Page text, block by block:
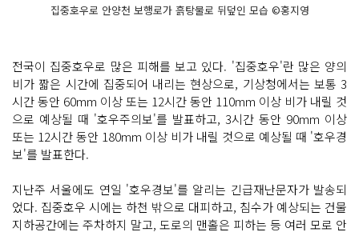
집중호우로 안양천 보행로가 흙탕물로 뒤덮인 모습 ©홍지영
전국이 집중호우로 많은 피해를 보고 있다. '집중호우'란 많은 양의
비가 짧은 시간에 집중되어 내리는 현상으로, 기상청에서는 보통 3
시간 동안 60mm 이상 또는 12시간 동안 110mm 이상 비가 내릴 것
으로 예상될 때 '호우주의보'를 발표하고, 3시간 동안 90mm 이상
또는 12시간 동안 180mm 이상 비가 내릴 것으로 예상될 때 '호우경
보'를 발표한다.
지난주 서울에도 연일 '호우경보'를 알리는 긴급재난문자가 발송되
었다. 집중호우 시에는 하천 밖으로 대피하고, 침수가 예상되는 건물
지하공간에는 주차하지 말고, 도로의 맨홀은 피하는 등 여러 모로 안